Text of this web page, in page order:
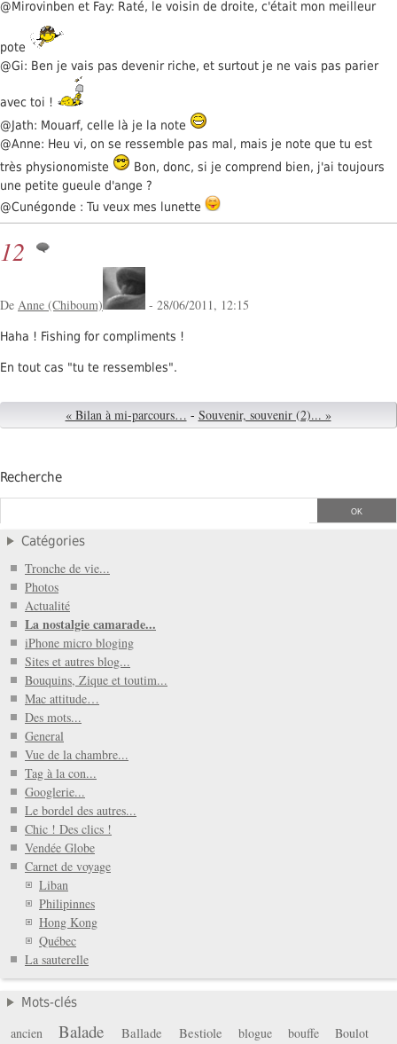
@Mirovinben et Fay: Raté, le voisin de droite, c'était mon meilleur
pote
@Gi: Ben je vais pas devenir riche, et surtout je ne vais pas parier
avec toi !
@Jath: Mouarf, celle là je la note
@Anne: Heu vi, on se ressemble pas mal, mais je note que tu est
très physionomiste
Bon, donc, si je comprend bien, j'ai toujours
une petite gueule d'ange ?
@Cunégonde : Tu veux mes lunette
12
De Anne (Chiboum) - 28/06/2011, 12:15
Haha ! Fishing for compliments !
En tout cas "tu te ressembles".
« Bilan à mi-parcours… - Souvenir, souvenir (2)... »
Recherche
Catégories
Tronche de vie...
Photos
Actualité
La nostalgie camarade...
iPhone micro bloging
Sites et autres blog...
Bouquins, Zique et toutim...
Mac attitude…
Des mots...
General
Vue de la chambre...
Tag à la con...
Googlerie...
Le bordel des autres...
Chic ! Des clics !
Vendée Globe
Carnet de voyage
Liban
Philipinnes
Hong Kong
Québec
La sauterelle
Mots-clés
ancien Balade Ballade Bestiole blogue bouffe Boulot